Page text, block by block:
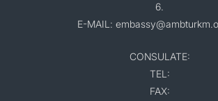
6.
E-MAIL:
CONSULATE:
TEL:
FAX: